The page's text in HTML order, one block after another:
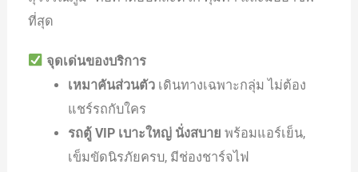
ที่สุด
จุดเด่นของบริการ
เหมาคันส่วนตัวเดินทางเฉพาะกลุ่ม ไม่ต้อง
แชร์รถกับใคร
รถตู้ VIP เบาะใหญ่ นั่งสบาย พร้อมแอร์เย็น,
เข็มขัดนิรภัยครบ, มีช่องชาร์จไฟ